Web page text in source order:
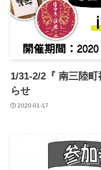
1/31-2/2『 南三陸
らせ
2020-01-17